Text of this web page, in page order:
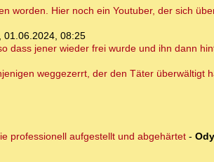
worden. Hier noch ein Youtuber, der sich
01.06.2024, 08:25
dass jener wieder frei wurde und ihn dann
weggezerrt, der den Täter überwältigt
professionell aufgestellt und abgehärtet-